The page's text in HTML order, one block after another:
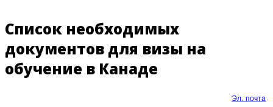
Список необходимых
документов для визы на
обучение в Канаде
Эл. почта